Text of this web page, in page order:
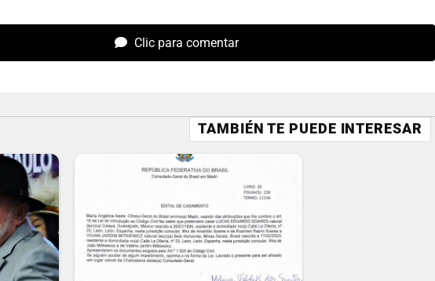
Clic para comentar
TAMBIÉN TE PUEDE INTERESAR